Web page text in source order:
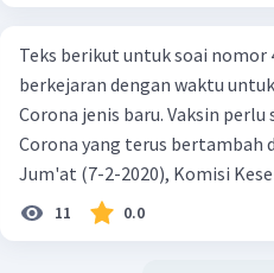
Teks berikut untuk soai nomor
berkejaran dengan waktu
Corona jenis baru. Vaksin
Corona yang terus bertambah
Jum'at (7-2-2020), Komisi
akibat virus Corona baru telah
yang terinfeksi menjadi
11 0.0